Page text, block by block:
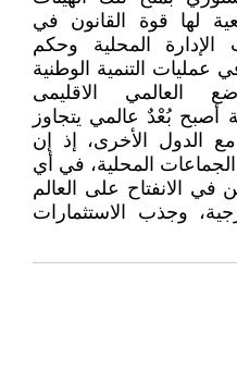
لها قوة القانون في
المحلية وحكم
عمليات التنمية الوطنية
العالمي الاقليمى
أصبح بُعْدٌ عالمي يتجاوز
الدول الأخرى، إذ إن
الجماعات المحلية، في أي
الانفتاح على العالم
وجذب الاستثمارات